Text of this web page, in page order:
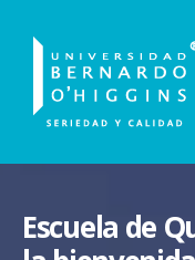
Escuela de